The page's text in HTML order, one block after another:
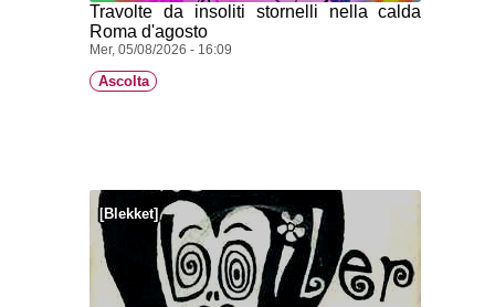
Travolte da insoliti stornelli nella calda
Roma d'agosto
Mer, 05/08/2026 - 16:09
Ascolta
Blekket